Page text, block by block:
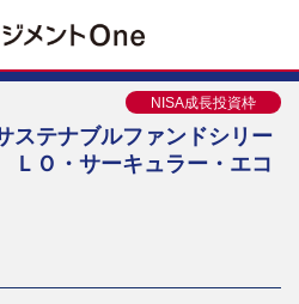
NISA成長投資枠
ステナブルファンドシリー
Ｏ・サーキュラー・エコ